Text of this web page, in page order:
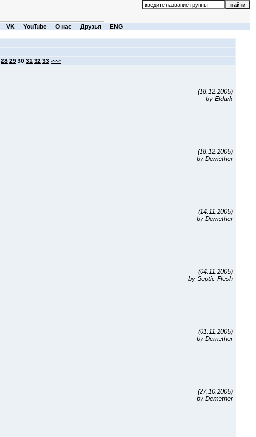
VK YouTube О нас Друзья ENG
28 29 30 31 32 33 >>>
(18.12.2005)
by Eldark
(18.12.2005)
by Demether
(14.11.2005)
by Demether
(04.11.2005)
by Septic Flesh
(01.11.2005)
by Demether
(27.10.2005)
by Demether